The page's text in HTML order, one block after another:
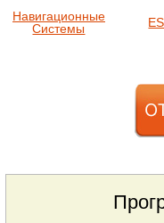
Навигационные
Системы